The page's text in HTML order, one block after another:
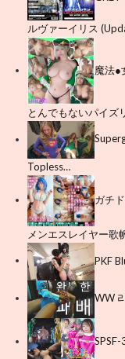
ルヴァーイリス
魔法●
とんでもないパイズ
Topless…
ガチ
メンエスレイヤー歌
PKF
WW